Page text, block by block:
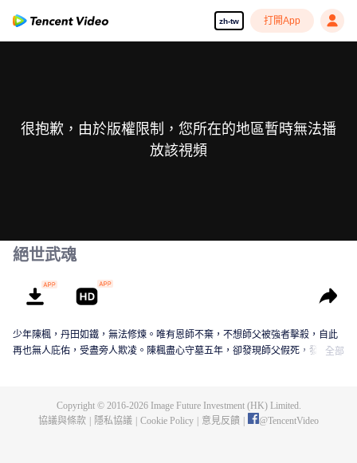
zh-tw 打開App
很抱歉，由於版權限制，您所在的地區暫時無法播
放該視頻
絕世武魂
少年陳楓，丹田如鐵，無法修煉。唯有恩師不棄，不想師父被強者擊殺，自此
再也無人庇佑，受盡旁人欺凌。陳楓盡心守墓五年，卻發現師父假死，發現師
全部
Copyright © 2016-2026Image Future Investment (HK) Limited.
協議與條款
隱私協議 Cookie Policy 意見反饋 @TencentVideo